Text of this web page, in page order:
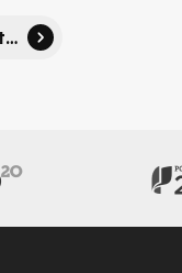
A Carris Metropolitana fez quatro anos